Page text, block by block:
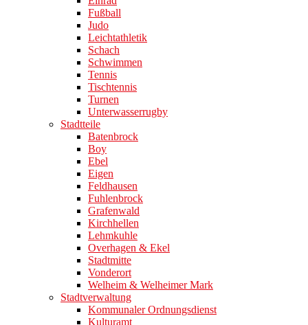
Fußball
Judo
Leichtathletik
Schach
Schwimmen
Tennis
Tischtennis
Turnen
Unterwasserrugby
Stadtteile
Batenbrock
Boy
Ebel
Eigen
Feldhausen
Fuhlenbrock
Grafenwald
Kirchhellen
Lehmkuhle
Overhagen & Ekel
Stadtmitte
Vonderort
Welheim & Welheimer Mark
Stadtverwaltung
Kommunaler Ordnungsdienst
Kulturamt